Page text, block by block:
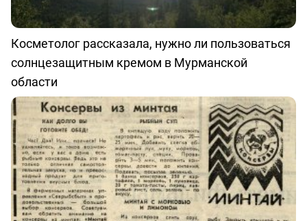
Косметолог рассказала, нужно ли пользоваться
солнцезащитным кремом в Мурманской
области